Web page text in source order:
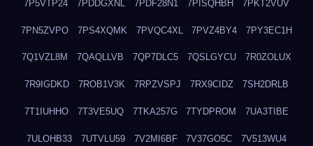
7P5VTP24 7PDDGXNL 7PDF28N1 7PISQHBH 7PKT2VUV
7PN5ZVPO 7PS4XQMK 7PVQC4XL 7PVZ4BY4 7PY3EC1H
7Q1VZL8M 7QAQLLVB 7QP7DLC5 7QSLGYCU 7R0ZOLUX
7R9IGDKD 7ROB1V3K 7RPZVSPJ 7RX9CIDZ 7SH2DRLB
7T1IUHHO 7T3VE5UQ 7TKA257G 7TYDPROM 7UA3TIBE
7ULOHB33 7UTVLU59 7V2MI6BF 7V37GO5C 7V513WU4